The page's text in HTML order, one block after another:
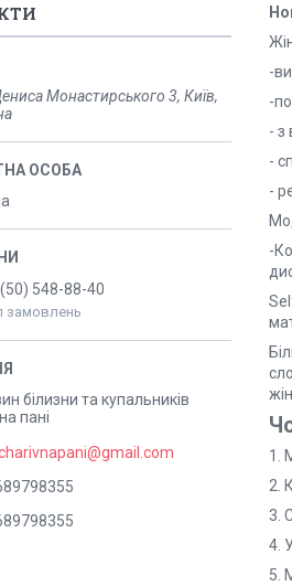
-
-
- з
-
-
-
1.
2.
3.
4.
5.
Монастирського 3, Київ,
548-88-40
замовлень
білизни та купальників
пані